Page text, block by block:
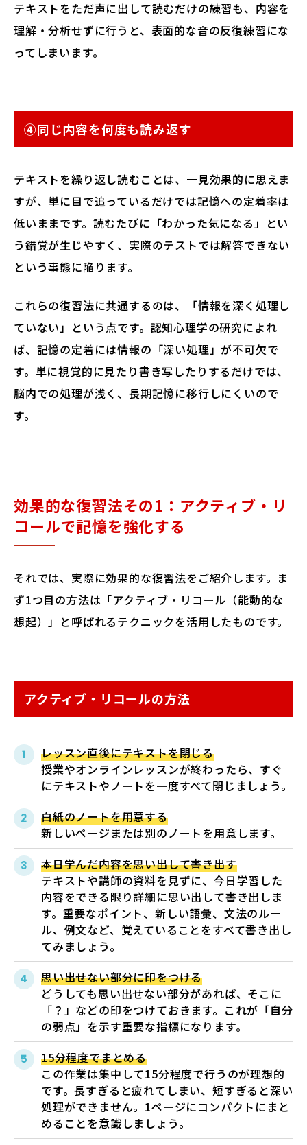
テキストをただ声に出して読むだけの練習も、内容を
理解・分析せずに行うと、表面的な音の反復練習にな
ってしまいます。
④同じ内容を何度も読み返す
テキストを繰り返し読むことは、一見効果的に思えま
すが、単に目で追っているだけでは記憶への定着率は
低いままです。読むたびに「わかった気になる」とい
う錯覚が生じやすく、実際のテストでは解答できない
という事態に陥ります。
これらの復習法に共通するのは、「情報を深く処理し
ていない」という点です。認知心理学の研究によれ
ば、記憶の定着には情報の「深い処理」が不可欠で
す。単に視覚的に見たり書き写したりするだけでは、
脳内での処理が浅く、長期記憶に移行しにくいので
す。
効果的な復習法その1：アクティブ・リ
コールで記憶を強化する
それでは、実際に効果的な復習法をご紹介します。ま
ず1つ目の方法は「アクティブ・リコール（能動的な
想起）」と呼ばれるテクニックを活用したものです。
アクティブ・リコールの方法
レッスン直後にテキストを閉じる
授業やオンラインレッスンが終わったら、すぐ
にテキストやノートを一度すべて閉じましょう。
白紙のノートを用意する
新しいページまたは別のノートを用意します。
本日学んだ内容を思い出して書き出す
テキストや講師の資料を見ずに、今日学習した
内容をできる限り詳細に思い出して書き出しま
す。重要なポイント、新しい語彙、文法のルー
ル、例文など、覚えていることをすべて書き出し
てみましょう。
思い出せない部分に印をつける
どうしても思い出せない部分があれば、そこに
「？」などの印をつけておきます。これが「自分
の弱点」を示す重要な指標になります。
15分程度でまとめる
この作業は集中して15分程度で行うのが理想的
です。長すぎると疲れてしまい、短すぎると深い
処理ができません。1ページにコンパクトにまと
めることを意識しましょう。